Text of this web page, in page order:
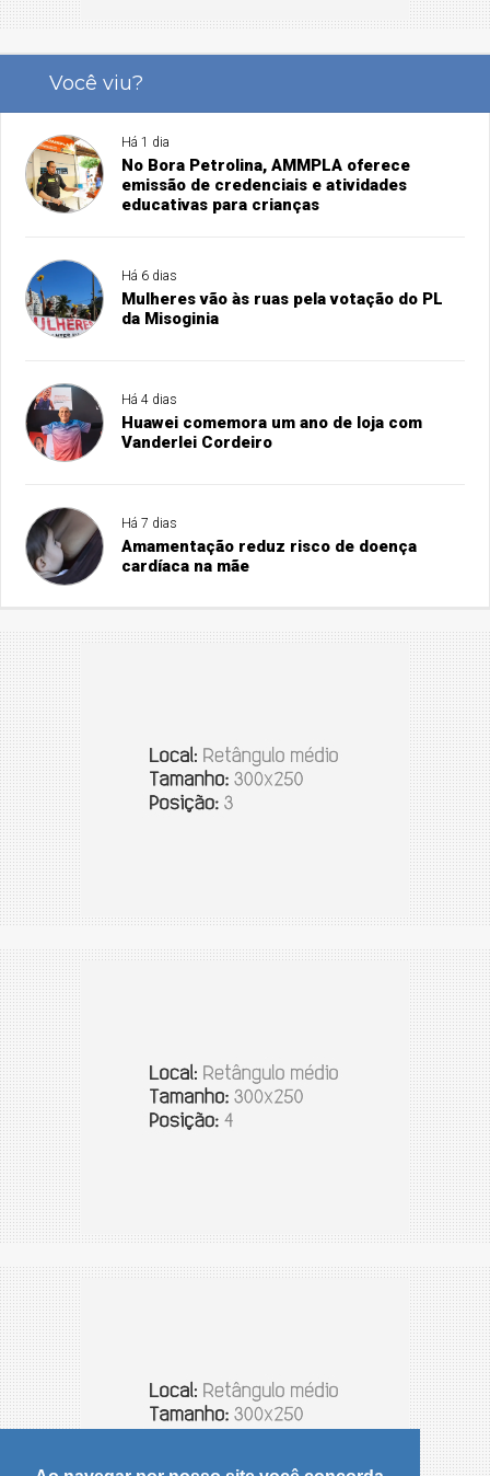
Você viu?
Há 1 dia
No Bora Petrolina, AMMPLA oferece
emissão de credenciais e atividades
educativas para crianças
Há 6 dias
Mulheres vão às ruas pela votação do PL
da Misoginia
Há 4 dias
Huawei comemora um ano de loja com
Vanderlei Cordeiro
Há 7 dias
Amamentação reduz risco de doença
cardíaca na mãe